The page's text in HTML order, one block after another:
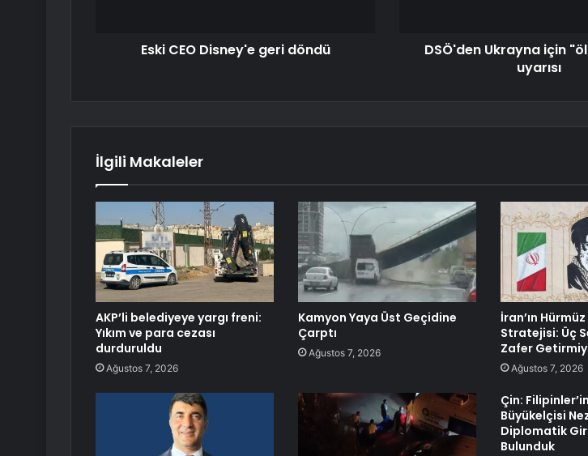
Eski CEO Disney'e geri döndü
DSÖ'den Ukrayna için
uyarısı
İlgili Makaleler
AKP’li belediyeye yargı freni:
Yıkım ve para cezası
durduruldu
Ağustos 7, 2026
Kamyon Yaya Üst Geçidine
Çarptı
Ağustos 7, 2026
İran’ın
Stratejisi: Üç
Zafer
Ağustos 7, 2026
Çin:
Büyükelçisi
Diplomatik
Bulunduk